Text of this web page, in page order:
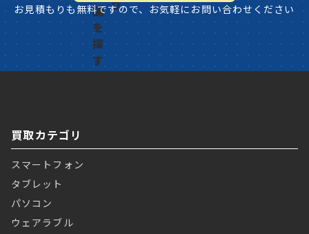
お見積もりも無料ですので、お気軽にお問い合わせください
買取カテゴリ
スマートフォン
タブレット
パソコン
ウェアラブル